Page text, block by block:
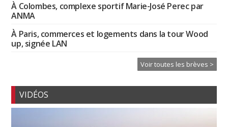
À Colombes, complexe sportif Marie-José Perec par
ANMA
À Paris, commerces et logements dans la tour Wood
up, signée LAN
Voir toutes les brèves >
VIDÉOS